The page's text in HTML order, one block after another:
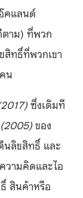
คแลนด์
ตาม) ที่พวก
สิทธิ์ที่พวกเขา
น
ซึ่งเดิมที
ของ
นลิขสิทธิ์ และ
วามคิดและไอ
สินค้าหรือ